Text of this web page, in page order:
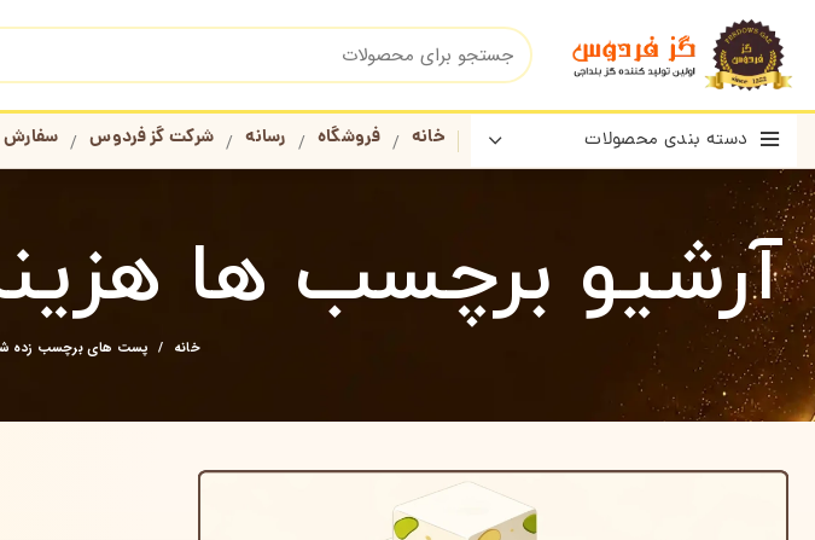
دسته بندی محصولات خانه فروشگاه رسانه شرکت گز فردوس سفارش
آرشیو برچسب ها
خانه پست های برچسب زده